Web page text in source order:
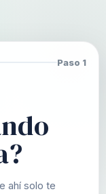
Paso 1
ahí solo te